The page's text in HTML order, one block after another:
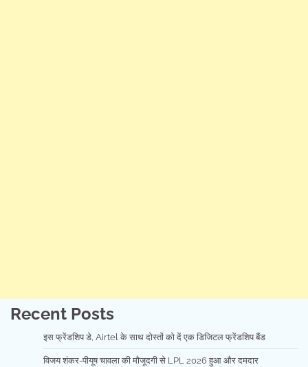
Recent Posts
इस फ्रेंडशिप डे, Airtel के साथ दोस्तों को दें एक डिजिटल फ्रेंडशिप बैंड
विजय शंकर-पीयूष चावला की मौजूदगी से LPL 2026 हुआ और दमदार